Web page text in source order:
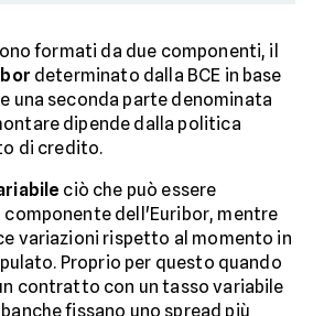
formati da due componenti, il
determinato dalla BCE in base
una seconda parte denominata
dipende dalla politica
di credito.
ciò che può essere
dell'Euribor, mentre
variazioni rispetto al momento in
Proprio per questo quando
contratto con un tasso variabile
fissano uno spread più